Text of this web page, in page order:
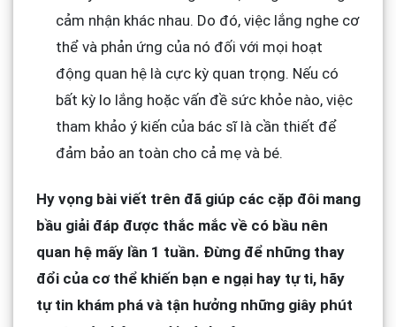
cảm nhận khác nhau. Do đó, việc lắng nghe cơ
thể và phản ứng của nó đối với mọi hoạt
động quan hệ là cực kỳ quan trọng. Nếu có
bất kỳ lo lắng hoặc vấn đề sức khỏe nào, việc
tham khảo ý kiến của bác sĩ là cần thiết để
đảm bảo an toàn cho cả mẹ và bé.
Hy vọng bài viết trên đã giúp các cặp đôi mang
bầu giải đáp được thắc mắc về có bầu nên
quan hệ mấy lần 1 tuần. Đừng để những thay
đổi của cơ thể khiến bạn e ngại hay tự ti, hãy
tự tin khám phá và tận hưởng những giây phút